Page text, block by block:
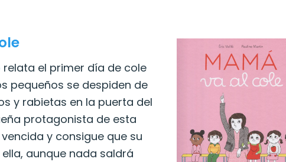
relata el primer día de cole
pequeños se despiden de
y rabietas en la puerta del
protagonista de esta
y consigue que su
aunque nada saldrá